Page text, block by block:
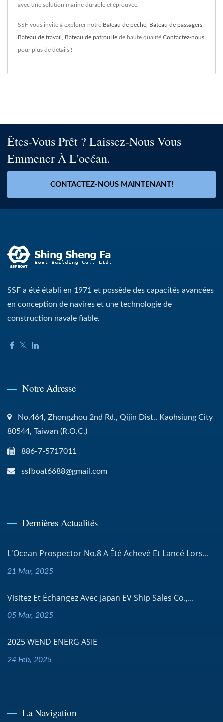
avec une solution marine durable et éprouvée.
SSF vous invite à explorer notre Bateau de pêche, Bateau de passagers,
Bateau de travail , Bateau de patrouille de haute qualité.Contactez-nous
pour plus de détails !
Êtes-Vous Prêt ? Laissez-Nous Vous
Emmener À L'océan.
CONTACTEZ-NOUS MAINTENANT!
SSF a été établi en 1971 et possède des capacités avancées
en conception de navires et une technologie de
construction navale fiable.
Notre Adresse
No.464, Zhongzhou 2nd Rd., Qijin Dist., Kaohsiung City
80544, Taiwan (R.O.C.)
886-7-5717011
ssfboat6688@gmail.com
Dernières Actualités
L'Ocean Prospector No.8 A Été Achevé Et Lancé Lors...
21 Mar, 2025
Visitez Et Échangez Avec Japan EV Ship Sales Co.,...
05 Mar, 2025
2025 WEND ENERG ASIE
24 Feb, 2025
La Navigation